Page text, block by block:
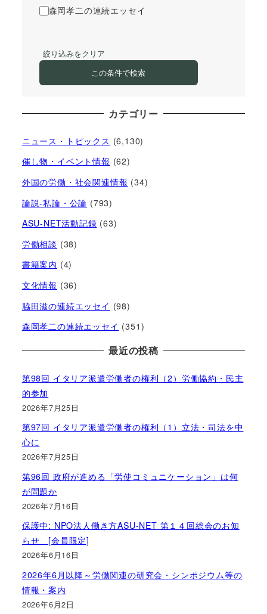
森岡孝二の連続エッセイ
絞り込みをクリア
この条件で検索
カテゴリー
ニュース・トピックス (6,130)
催し物・イベント情報 (62)
外国の労働・社会関連情報 (34)
論説-私論・公論 (793)
ASU-NET活動記録 (63)
労働相談 (38)
書籍案内 (4)
文化情報 (36)
脇田滋の連続エッセイ (98)
森岡孝二の連続エッセイ (351)
最近の投稿
第98回 イタリア派遣労働者の権利（2）労働協約・民主
的参加
2026年7月25日
第97回 イタリア派遣労働者の権利（1）立法・司法を中
心に
2026年7月25日
第96回 政府が進める「労使コミュニケーション」は何
が問題か
2026年7月16日
保護中: NPO法人働き方ASU-NET 第１４回総会のお知
らせ [会員限定]
2026年6月16日
2026年6月以降～労働関連の研究会・シンポジウム等の
情報・案内
2026年6月2日